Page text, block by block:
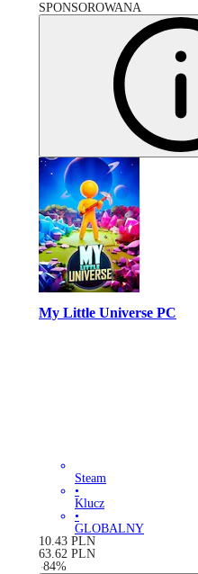
SPONSOROWANA
My Little Universe PC
Steam
•
Klucz
•
GLOBALNY
10.43 PLN
63.62 PLN
-84%